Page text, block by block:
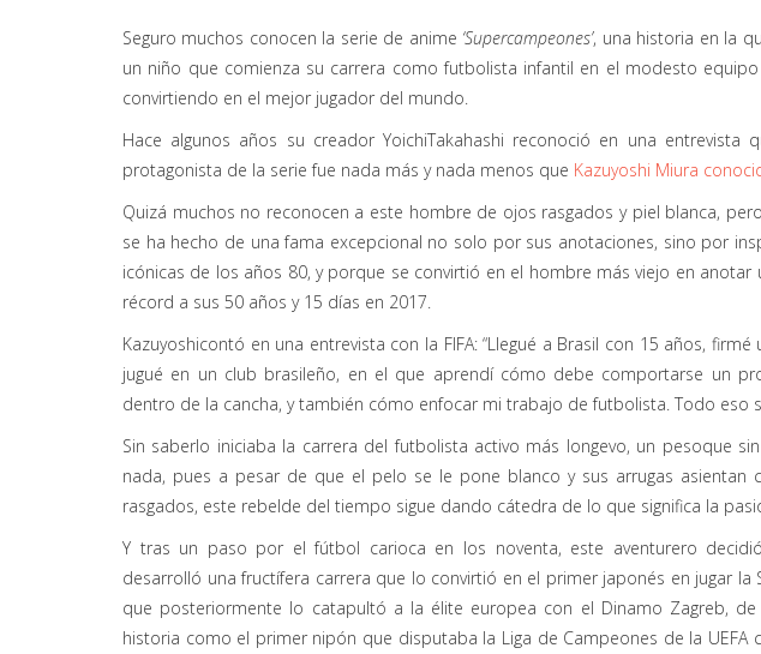
Seguro muchos conocen la serie de anime ‘Supercampeones’, una historia en la
un niño que comienza su carrera como futbolista infantil en el modesto
convirtiendo en el mejor jugador del mundo.
Hace algunos años su creadorYoichiTakahashi reconoció en una entrevista
protagonista de la serie fue nada más y nada menos que Kazuyoshi Miura
Quizá muchos no reconocen a este hombre de ojos rasgados y piel blanca,
se ha hecho de una fama excepcional no solo por sus anotaciones, sino por
icónicas de los años 80,y porque se convirtió en el hombre más viejo en anotar
récord a sus 50 años y 15 días en 2017.
Kazuyoshicontó en una entrevista con la FIFA: “Llegué a Brasil con 15 años,
jugué en un club brasileño, en el que aprendí cómo debe comportarse un
dentro de la cancha, y también cómo enfocar mi trabajo de futbolista. Todo eso
Sin saberlo iniciaba la carrera del futbolista activo más longevo, un pesoque
nada, pues a pesar de que el pelo se le pone blanco y sus arrugas asientan
rasgados, este rebelde del tiempo sigue dando cátedra de lo que significa la
Y tras un paso por el fútbol carioca en los noventa, este aventurero
desarrolló una fructífera carrera que lo convirtió en el primer japonés en jugar la
que posteriormente lo catapultó a la élite europea con el Dinamo Zagreb,
historia como el primer nipón que disputaba la Liga de Campeones de la UEFA